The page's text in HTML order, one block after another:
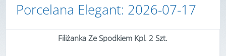
Porcelana Elegant: 2026-07-17
Filiżanka Ze Spodkiem Kpl. 2 Szt.